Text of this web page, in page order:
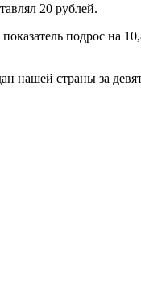
20 рублей.
подрос на
нашей страны за